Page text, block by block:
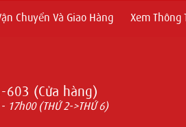
Chuyển Và Giao Hàng Xem Thông
603 (Cửa hàng)
17h00 (THỨ 2->THỨ 6)